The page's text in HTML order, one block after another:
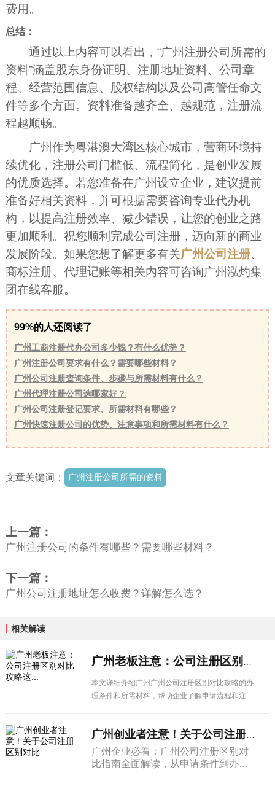
费用。
总结：
通过以上内容可以看出，“广州注册公司所需的
资料”涵盖股东身份证明、注册地址资料、公司章
程、经营范围信息、股权结构以及公司高管任命文
件等多个方面。资料准备越齐全、越规范，注册流
程越顺畅。
广州作为粤港澳大湾区核心城市，营商环境持
续优化，注册公司门槛低、流程简化，是创业发展
的优质选择。若您准备在广州设立企业，建议提前
准备好相关资料，并可根据需要咨询专业代办机
构，以提高注册效率、减少错误，让您的创业之路
更加顺利。祝您顺利完成公司注册，迈向新的商业
发展阶段。如果您想了解更多有关广州公司注册、
商标注册、代理记账等相关内容可咨询广州泓灼集
团在线客服。
99%的人还阅读了
广州工商注册代办公司多少钱？有什么优势？
广州注册公司要求有什么？需要哪些材料？
广州公司注册查询条件、步骤与所需材料有什么？
广州代理注册公司选哪家好？
广州公司注册登记要求、所需材料有哪些？
广州快速注册公司的优势、注意事项和所需材料有什么？
文章关键词： 广州注册公司所需的资料
上一篇：
广州注册公司的条件有哪些？需要哪些材料？
下一篇：
广州公司注册地址怎么收费？详解怎么选？
相关解读
本文详细介绍广州广州公司注册区别对比攻略的办
理条件和所需材料，帮助企业了解申请流程和注意
广州创业者注意！关于公司注册区别对比...
广州企业必看：广州公司注册区别对
比指南全面解读，从申请条件到办理